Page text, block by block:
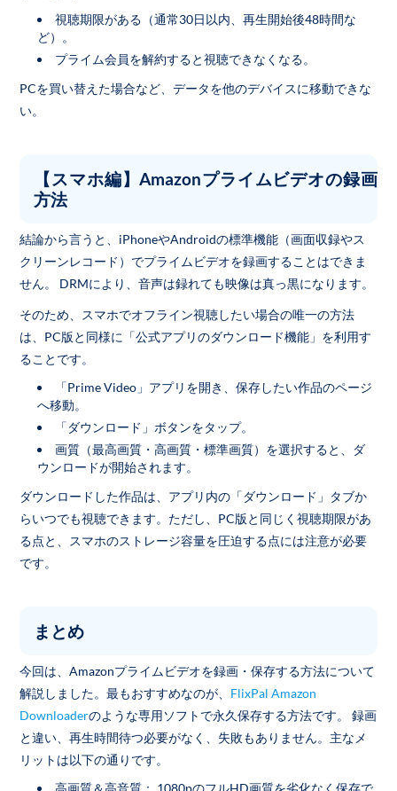
視聴期限がある（通常30日以内、再生開始後48時間な
ど）。
プライム会員を解約すると視聴できなくなる。
PCを買い替えた場合など、データを他のデバイスに移動できな
い。
【スマホ編】Amazonプライムビデオの録画
方法
結論から言うと、iPhoneやAndroidの標準機能（画面収録やス
クリーンレコード）でプライムビデオを録画することはできま
せん。 DRMにより、音声は録れても映像は真っ黒になります。
そのため、スマホでオフライン視聴したい場合の唯一の方法
は、PC版と同様に「公式アプリのダウンロード機能」を利用す
ることです。
「Prime Video」アプリを開き、保存したい作品のページ
へ移動。
「ダウンロード」ボタンをタップ。
画質（最高画質・高画質・標準画質）を選択すると、ダ
ウンロードが開始されます。
ダウンロードした作品は、アプリ内の「ダウンロード」タブか
らいつでも視聴できます。ただし、PC版と同じく視聴期限があ
る点と、スマホのストレージ容量を圧迫する点には注意が必要
です。
まとめ
今回は、Amazonプライムビデオを録画・保存する方法について
解説しました。最もおすすめなのが、 FlixPal Amazon
Downloaderのような専用ソフトで永久保存する方法です。 録画
と違い、再生時間待つ必要がなく、失敗もありません。主なメ
リットは以下の通りです。